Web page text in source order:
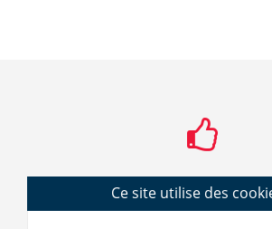
Ce site utilise des